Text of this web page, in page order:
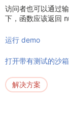
访问者也可以通过
下，函数应该返回
运行 demo
打开带有测试的沙箱
解决方案